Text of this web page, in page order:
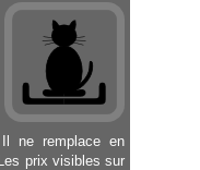
ne remplace en
prix visibles sur